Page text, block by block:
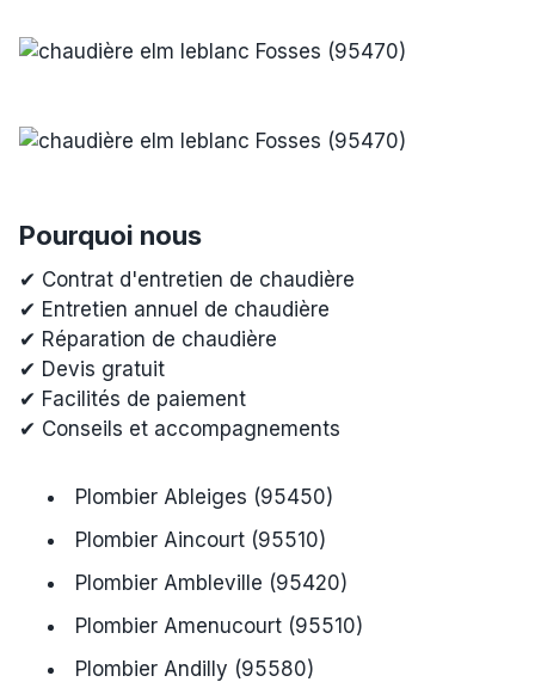
Pourquoi nous
✔ Contrat d'entretien de chaudière
✔ Entretien annuel de chaudière
✔ Réparation de chaudière
✔ Devis gratuit
✔ Facilités de paiement
✔ Conseils et accompagnements
Plombier Ableiges (95450)
Plombier Aincourt (95510)
Plombier Ambleville (95420)
Plombier Amenucourt (95510)
Plombier Andilly (95580)